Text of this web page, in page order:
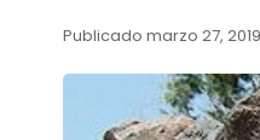
Publicado marzo 27, 2019